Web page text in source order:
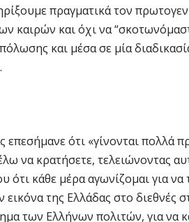
πραγματικά τον
καιρών και όχι να
και μέσα σε μία
ότι «γίνονται πολλά
να κρατήσετε, τελειώνοντας
ότι κάθε μέρα αγωνίζομαι για
εικόνα της Ελλάδας στο διεθνές
των Ελλήνων πολιτών, για να